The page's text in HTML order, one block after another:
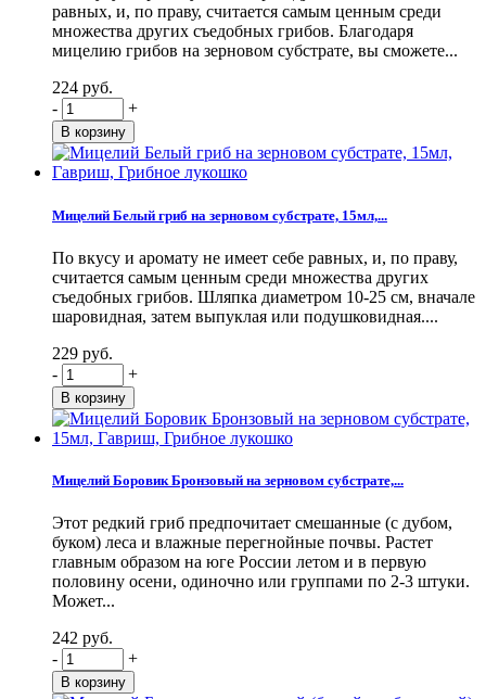
равных, и, по праву, считается самым ценным среди
множества других съедобных грибов. Благодаря
мицелию грибов на зерновом субстрате, вы сможете...
224 руб.
-
+
Мицелий Белый гриб на зерновом субстрате, 15мл,...
По вкусу и аромату не имеет себе равных, и, по праву,
считается самым ценным среди множества других
съедобных грибов. Шляпка диаметром 10-25 см, вначале
шаровидная, затем выпуклая или подушковидная....
229 руб.
-
+
Мицелий Боровик Бронзовый на зерновом субстрате,...
Этот редкий гриб предпочитает смешанные (с дубом,
буком) леса и влажные перегнойные почвы. Растет
главным образом на юге России летом и в первую
половину осени, одиночно или группами по 2-3 штуки.
Может...
242 руб.
-
+